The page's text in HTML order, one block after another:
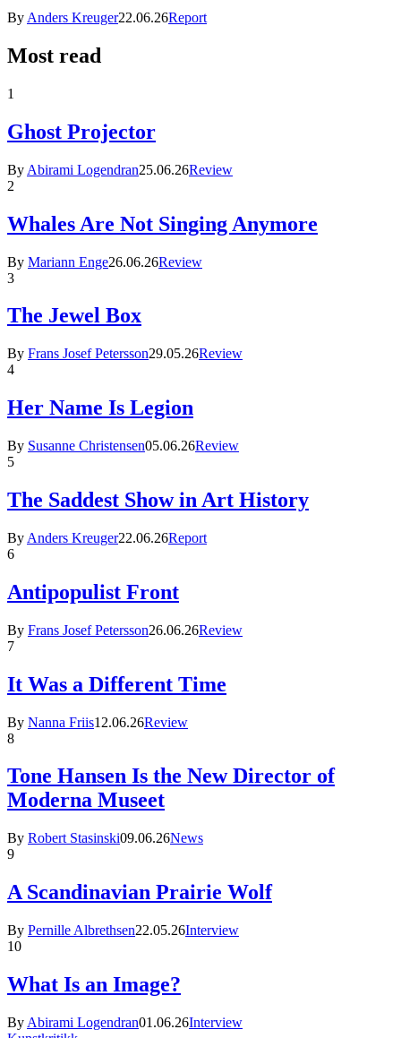
By Anders Kreuger22.06.26Report
Most read
1
Ghost Projector
By Abirami Logendran25.06.26Review
2
Whales Are Not Singing Anymore
By Mariann Enge26.06.26Review
3
The Jewel Box
By Frans Josef Petersson29.05.26Review
4
Her Name Is Legion
By Susanne Christensen05.06.26Review
5
The Saddest Show in Art History
By Anders Kreuger22.06.26Report
6
Antipopulist Front
By Frans Josef Petersson26.06.26Review
7
It Was a Different Time
By Nanna Friis12.06.26Review
8
Tone Hansen Is the New Director of
Moderna Museet
By Robert Stasinski09.06.26News
9
A Scandinavian Prairie Wolf
By Pernille Albrethsen22.05.26Interview
10
What Is an Image?
By Abirami Logendran01.06.26Interview